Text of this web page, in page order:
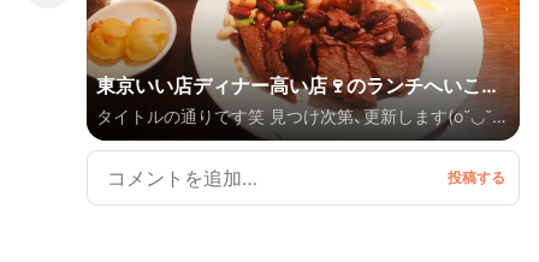
東京いい店ディナー高い店🍷のランチへいこう！
ローストビーフ ¥1000〜
タイトルの通りです笑 見つけ次第、更新します(o˘◡˘o)
むしろ教えてください🌺 新宿 虎ノ門 都内 首都圏 東京